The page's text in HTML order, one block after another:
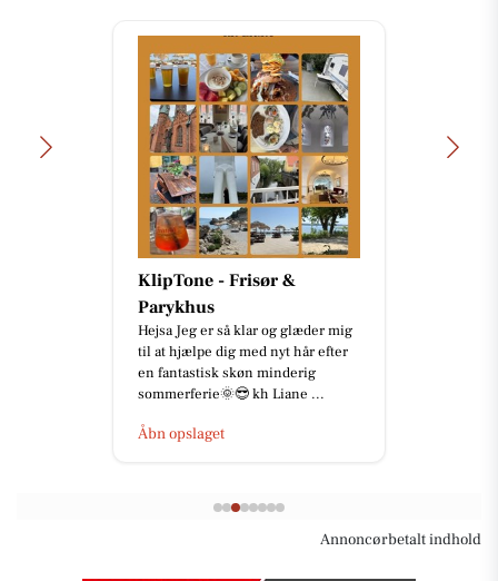
KlipTone - Frisør &
Parykhus
Hejsa Jeg er så klar og glæder mig
til at hjælpe dig med nyt hår efter
en fantastisk skøn minderig
sommerferie🌞😎 kh Liane ...
Åbn opslaget
Annoncørbetalt indhold